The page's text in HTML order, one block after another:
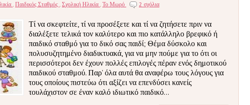
, Παιδικός Σταθμός , Σχολική Ηλικία , Το Μωρό 2 σχόλια
Τί να σκεφτείτε, τί να προσέξετε και τί να ζητήσετε πριν να
διαλέξετε τελικά τον καλύτερο και πιο κατάλληλο βρεφικό ή
παιδικό σταθμό για το δικό σας παιδί; Θέμα δύσκολο και
πολυσυζητημένο διαδικτυακά, για να μην πούμε για το ότι οι
περισσότεροι δεν έχουν πολλές επιλογές πέραν ενός δημοτικού
παιδικού σταθμού. Παρ’ όλα αυτά θα αναφέρω τους λόγους για
τους οποίους πιστεύω ότι αξίζει να επενδύσει κανείς
τουλάχιστον σε έναν καλό ιδιωτικό παιδικό...